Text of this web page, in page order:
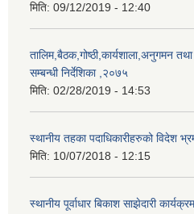
मिति: 09/12/2019 - 12:40
तालिम,बैठक,गोष्ठी,कार्यशाला,अनुगमन
सम्बन्धी निर्देशिका ,२०७५
मिति: 02/28/2019 - 14:53
स्थानीय तहका पदाधिकारीहरुको विदेश
मिति: 10/07/2018 - 12:15
स्थानीय पूर्वाधार बिकाश साझेदारी